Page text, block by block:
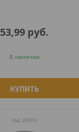
53,99 руб.
В наличии
КУПИТЬ
28633